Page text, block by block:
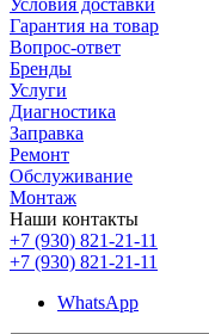
Гарантия на товар
Вопрос-ответ
Бренды
Услуги
Диагностика
Заправка
Ремонт
Обслуживание
Монтаж
Наши контакты
+7 (930) 821-21-11
+7 (930) 821-21-11
WhatsApp